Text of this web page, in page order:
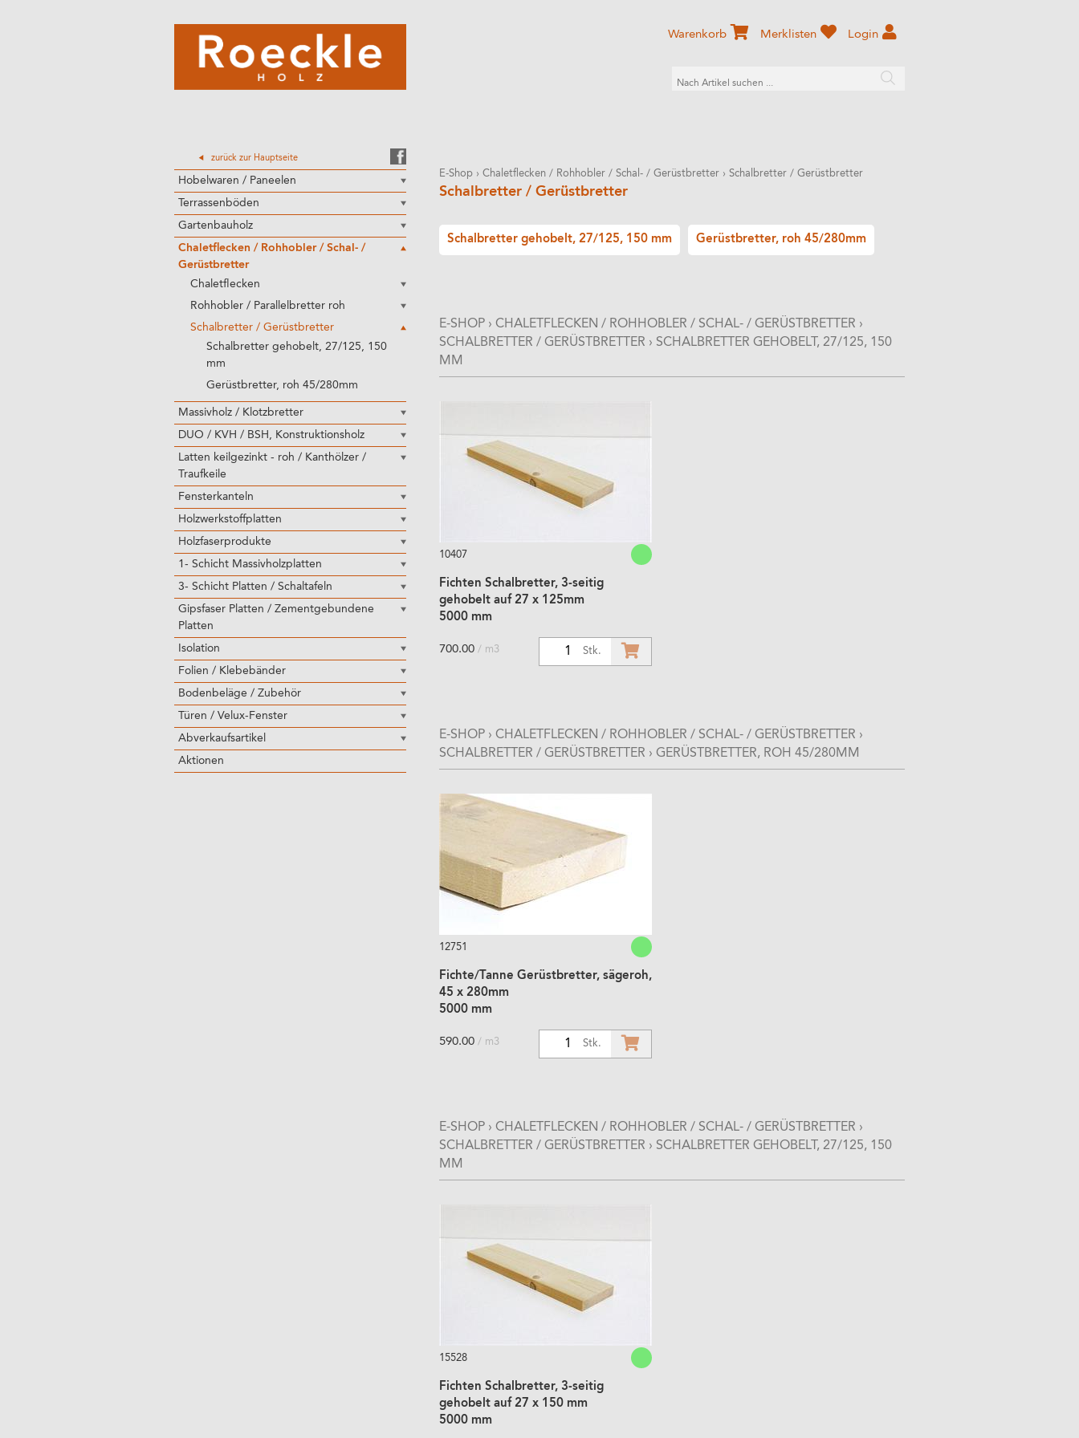
zurück zur Hauptseite
Hobelwaren / Paneelen
Terrassenböden
Gartenbauholz
Chaletflecken / Rohhobler / Schal- /
Gerüstbretter
Chaletflecken
Rohhobler / Parallelbretter roh
Schalbretter / Gerüstbretter
Schalbretter gehobelt, 27/125, 150
mm
Gerüstbretter, roh 45/280mm
Massivholz / Klotzbretter
DUO / KVH / BSH, Konstruktionsholz
Latten keilgezinkt - roh / Kanthölzer /
Traufkeile
Fensterkanteln
Holzwerkstoffplatten
Holzfaserprodukte
1- Schicht Massivholzplatten
3- Schicht Platten / Schaltafeln
Gipsfaser Platten / Zementgebundene
Platten
Isolation
Folien / Klebebänder
Bodenbeläge / Zubehör
Türen / Velux-Fenster
Abverkaufsartikel
Aktionen
Warenkorb Merklisten Login
E-Shop › Chaletflecken / Rohhobler / Schal- / Gerüstbretter › Schalbretter / Gerüstbretter
Schalbretter / Gerüstbretter
Schalbretter gehobelt, 27/125, 150 mm Gerüstbretter, roh 45/280mm
E-SHOP › CHALETFLECKEN / ROHHOBLER / SCHAL- / GERÜSTBRETTER ›
SCHALBRETTER / GERÜSTBRETTER › SCHALBRETTER GEHOBELT, 27/125, 150
MM
10407
Fichten Schalbretter, 3-seitig
gehobelt auf 27 x 125mm
5000 mm
Stk.
700.00 / m3
E-SHOP › CHALETFLECKEN / ROHHOBLER / SCHAL- / GERÜSTBRETTER ›
SCHALBRETTER / GERÜSTBRETTER › GERÜSTBRETTER, ROH 45/280MM
12751
Fichte/Tanne Gerüstbretter, sägeroh,
45 x 280mm
5000 mm
Stk.
590.00 / m3
E-SHOP › CHALETFLECKEN / ROHHOBLER / SCHAL- / GERÜSTBRETTER ›
SCHALBRETTER / GERÜSTBRETTER › SCHALBRETTER GEHOBELT, 27/125, 150
MM
15528
Fichten Schalbretter, 3-seitig
gehobelt auf 27 x 150 mm
5000 mm